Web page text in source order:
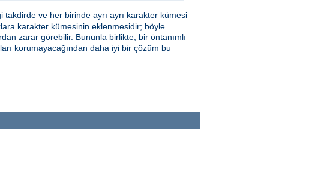
ve her birinde ayrı ayrı karakter kümesi
karakter kümesinin eklenmesidir; böyle
zarar görebilir. Bununla birlikte, bir öntanımlı
korumayacağından daha iyi bir çözüm bu